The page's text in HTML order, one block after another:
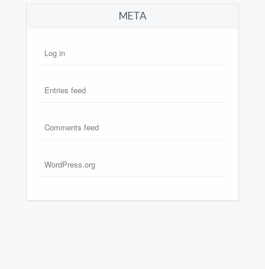
META
Log in
Entries feed
Comments feed
WordPress.org